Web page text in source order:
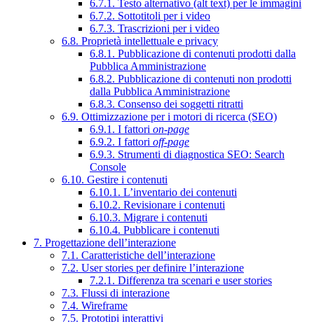
6.7.1. Testo alternativo (alt text) per le immagini
6.7.2. Sottotitoli per i video
6.7.3. Trascrizioni per i video
6.8. Proprietà intellettuale e privacy
6.8.1. Pubblicazione di contenuti prodotti dalla
Pubblica Amministrazione
6.8.2. Pubblicazione di contenuti non prodotti
dalla Pubblica Amministrazione
6.8.3. Consenso dei soggetti ritratti
6.9. Ottimizzazione per i motori di ricerca (SEO)
6.9.1. I fattori on-page
6.9.2. I fattori off-page
6.9.3. Strumenti di diagnostica SEO: Search
Console
6.10. Gestire i contenuti
6.10.1. L’inventario dei contenuti
6.10.2. Revisionare i contenuti
6.10.3. Migrare i contenuti
6.10.4. Pubblicare i contenuti
7. Progettazione dell’interazione
7.1. Caratteristiche dell’interazione
7.2. User stories per definire l’interazione
7.2.1. Differenza tra scenari e user stories
7.3. Flussi di interazione
7.4. Wireframe
7.5. Prototipi interattivi